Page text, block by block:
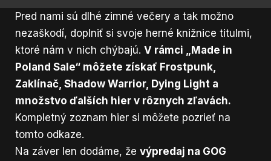
Pred nami sú dlhé zimné večery a tak možno
nezaškodí, doplniť si svoje herné knižnice titulmi,
ktoré nám v nich chýbajú. V rámci „Made in
Poland Sale“ môžete získať Frostpunk,
Zaklínač, Shadow Warrior, Dying Light a
množstvo ďalších hier v rôznych zľavách.
Kompletný zoznam hier si môžete pozrieť na
tomto odkaze.
Na záver len dodáme, že výpredaj na GOG